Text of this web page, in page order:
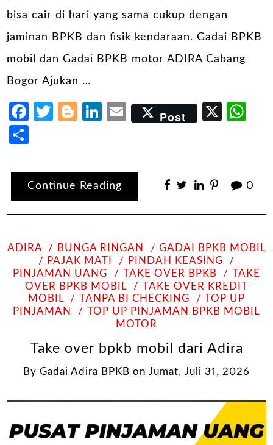
bisa cair di hari yang sama cukup dengan
jaminan BPKB dan fisik kendaraan. Gadai BPKB
mobil dan Gadai BPKB motor ADIRA Cabang
Bogor Ajukan …
Facebook
Twitter
Blogger
LinkedIn
Email
Post X
Continue Reading 0
ADIRA BUNGA RINGAN
GADAI BPKB MOBIL
PAJAK MATI
PINDAH KEASING
PINJAMAN UANG
TAKE OVER BPKB
TAKE
OVER BPKB MOBIL
TAKE OVER KREDIT
MOBIL
TANPA BI CHECKING
TOP UP
PINJAMAN
TOP UP PINJAMAN BPKB MOBIL
MOTOR
Take over bpkb mobil dari Adira
By Gadai Adira BPKB on Jumat, Juli 31, 2026